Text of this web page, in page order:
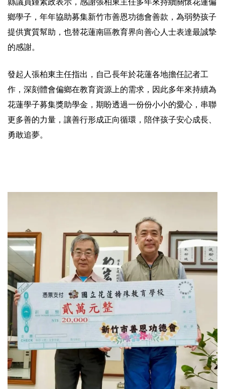
鄉學子，年年協助募集新竹市善恩功德會善款，為弱勢孩子
提供實質幫助，也替花蓮南區教育界向善心人士表達最誠摯
的感謝。
發起人張柏東主任指出，自己長年於花蓮各地擔任記者工
作，深刻體會偏鄉在教育資源上的需求，因此多年來持續為
花蓮學子募集獎助學金，期盼透過一份份小小的愛心，串聯
更多善的力量，讓善行形成正向循環，陪伴孩子安心成長、
勇敢追夢。